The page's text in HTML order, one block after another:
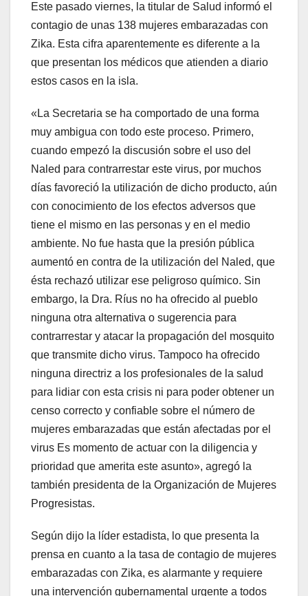
Este pasado viernes, la titular de Salud informó el
contagio de unas 138 mujeres embarazadas con
Zika. Esta cifra aparentemente es diferente a la
que presentan los médicos que atienden a diario
estos casos en la isla.
«La Secretaria se ha comportado de una forma
muy ambigua con todo este proceso. Primero,
cuando empezó la discusión sobre el uso del
Naled para contrarrestar este virus, por muchos
días favoreció la utilización de dicho producto, aún
con conocimiento de los efectos adversos que
tiene el mismo en las personas y en el medio
ambiente. No fue hasta que la presión pública
aumentó en contra de la utilización del Naled, que
ésta rechazó utilizar ese peligroso químico. Sin
embargo, la Dra. Ríus no ha ofrecido al pueblo
ninguna otra alternativa o sugerencia para
contrarrestar y atacar la propagación del mosquito
que transmite dicho virus. Tampoco ha ofrecido
ninguna directriz a los profesionales de la salud
para lidiar con esta crisis ni para poder obtener un
censo correcto y confiable sobre el número de
mujeres embarazadas que están afectadas por el
virus Es momento de actuar con la diligencia y
prioridad que amerita este asunto», agregó la
también presidenta de la Organización de Mujeres
Progresistas.
Según dijo la líder estadista, lo que presenta la
prensa en cuanto a la tasa de contagio de mujeres
embarazadas con Zika, es alarmante y requiere
una intervención gubernamental urgente a todos